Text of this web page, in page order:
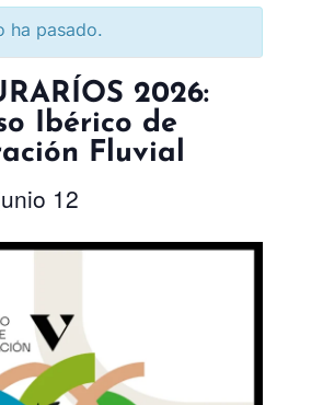
ha pasado.
2026:
Ibérico de
Fluvial
12